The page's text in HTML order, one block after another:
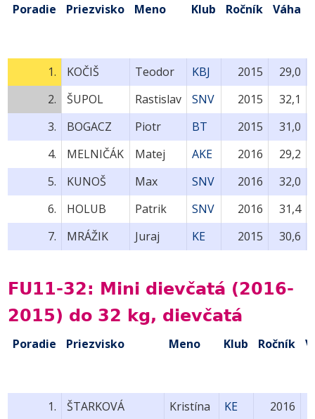
Poradie Priezvisko Meno Klub Ročník Váha
1.
KOČIŠ Teodor KBJ 2015
29,0
2.
ŠUPOL Rastislav SNV 2015
32,1
3.
BOGACZ Piotr BT 2015
31,0
4.
MELNIČÁK Matej AKE 2016
29,2
5.
KUNOŠ Max SNV 2016
32,0
6.
HOLUB Patrik SNV 2016
31,4
7.
MRÁŽIK Juraj KE 2015 30,6
FU11-32: Mini dievčatá (2016-
2015) do 32 kg, dievčatá
Poradie Priezvisko Meno Klub Ročník
1. ŠTARKOVÁ Kristína KE 2016